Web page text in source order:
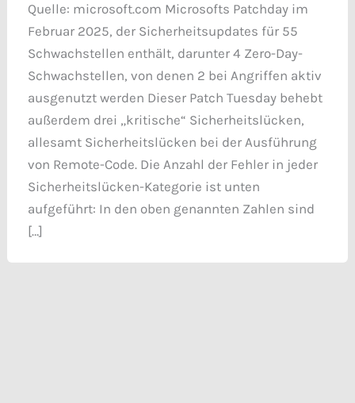
Quelle: microsoft.com Microsofts Patchday im
Februar 2025, der Sicherheitsupdates für 55
Schwachstellen enthält, darunter 4 Zero-Day-
Schwachstellen, von denen 2 bei Angriffen aktiv
ausgenutzt werden Dieser Patch Tuesday behebt
außerdem drei „kritische“ Sicherheitslücken,
allesamt Sicherheitslücken bei der Ausführung
von Remote-Code. Die Anzahl der Fehler in jeder
Sicherheitslücken-Kategorie ist unten
aufgeführt: In den oben genannten Zahlen sind
[…]